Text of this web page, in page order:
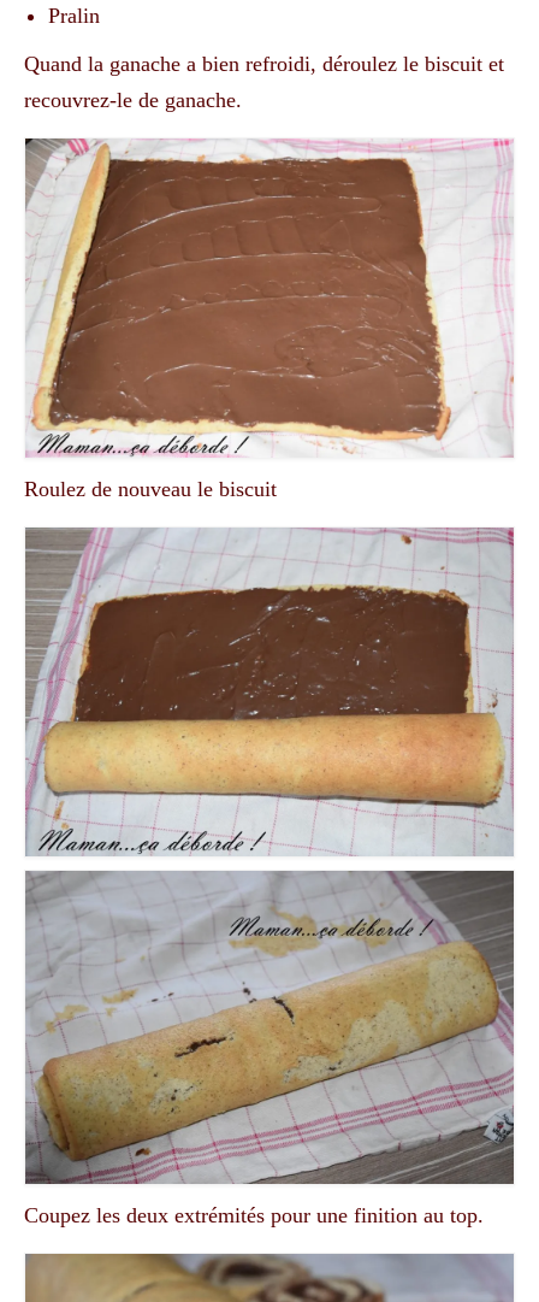
Pralin
Quand la ganache a bien refroidi, déroulez le biscuit et
recouvrez-le de ganache.
Roulez de nouveau le biscuit
Coupez les deux extrémités pour une finition au top.